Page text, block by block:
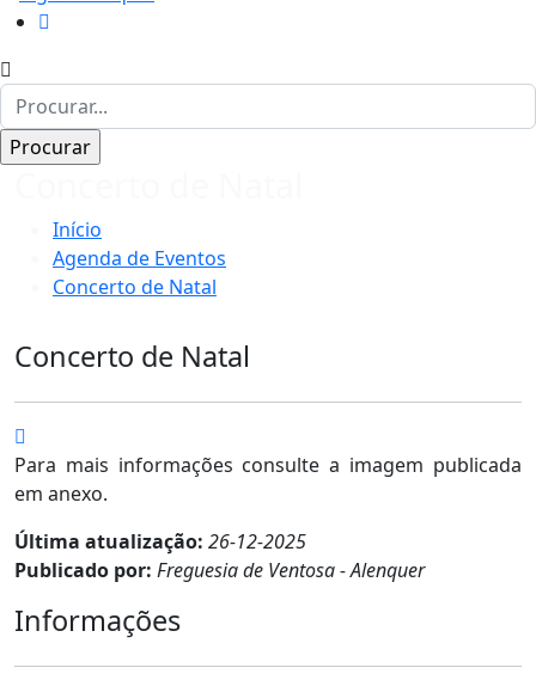
Início
Agenda de Eventos
Concerto de Natal
Concerto de Natal
Para mais informações consulte a imagem publicada
em anexo.
Última atualização: 26-12-2025
Publicado por: Freguesia de Ventosa - Alenquer
Informações